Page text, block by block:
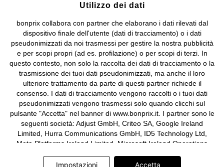
Utilizzo dei dati
bonprix collabora con partner che elaborano i dati rilevati dal
dispositivo finale dell'utente (dati di tracciamento) o i dati
pseudonimizzati da noi trasmessi per gestire la nostra pubblicità
e per scopi propri (ad es. profilazione) o per scopi di terzi. In
questo contesto, non solo la raccolta dei dati di tracciamento o la
trasmissione dei tuoi dati pseudonimizzati, ma anche il loro
ulteriore trattamento da parte di questi partner richiede il
consenso. I dati di tracciamento vengono raccolti o i tuoi dati
pseudonimizzati vengono trasmessi solo quando clicchi sul
pulsante "Accetta" nel banner di www.bonprix.it. I partner sono le
seguenti società: Adjust GmbH, Criteo SA, Google Ireland
Limited, Hurra Communications GmbH, ID5 Technology Ltd,
Meta Platforms Ireland Limited, Microsoft Ireland Operations
Information Technologies UK Limited. Ulteriori informazioni sul
Impostazioni Accetta